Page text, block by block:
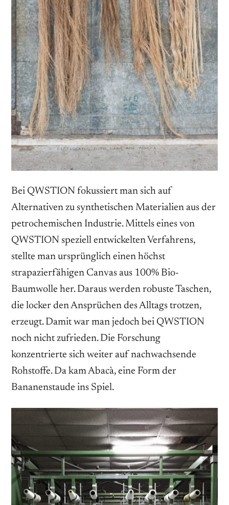
Bei QWSTION fokussiert man sich auf
Alternativen zu synthetischen Materialien aus der
petrochemischen Industrie. Mittels eines von
QWSTION speziell entwickelten Verfahrens,
stellte man ursprünglich einen höchst
strapazierfähigen Canvas aus 100% Bio-
Baumwolle her. Daraus werden robuste Taschen,
die locker den Ansprüchen des Alltags trotzen,
erzeugt. Damit war man jedoch bei QWSTION
noch nicht zufrieden. Die Forschung
konzentrierte sich weiter auf nachwachsende
Rohstoffe. Da kam Abacà, eine Form der
Bananenstaude ins Spiel.